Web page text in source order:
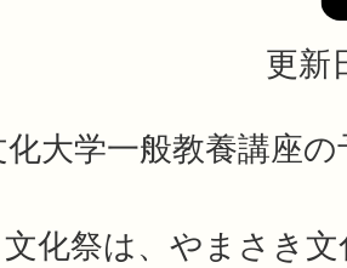
更新
大学一般教養講座
化祭は、やまさき